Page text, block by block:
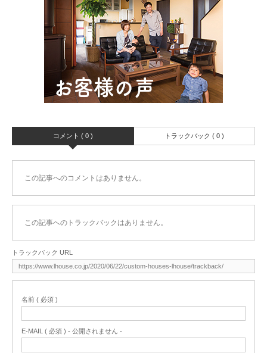
コメント ( 0 ) トラックバック ( 0 )
この記事へのコメントはありません。
この記事へのトラックバックはありません。
トラックバック URL
名前 ( 必須 )
E-MAIL ( 必須 ) - 公開されません -